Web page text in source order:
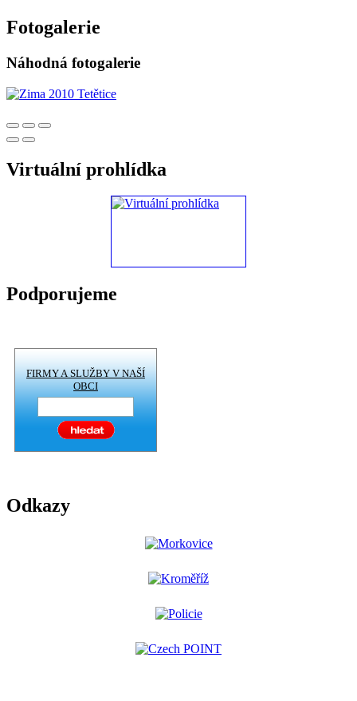
Fotogalerie
Náhodná fotogalerie
Virtuální prohlídka
Podporujeme
FIRMY A SLUŽBY V NAŠÍ
OBCI
Odkazy